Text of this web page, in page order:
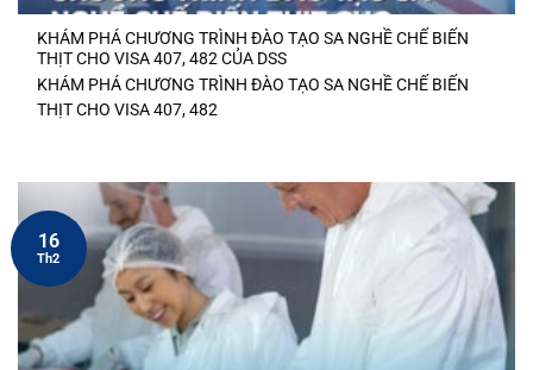
KHÁM PHÁ CHƯƠNG TRÌNH ĐÀO TẠO SA NGHỀ CHẾ BIẾN
THỊT CHO VISA 407, 482 CỦA DSS
KHÁM PHÁ CHƯƠNG TRÌNH ĐÀO TẠO SA NGHỀ CHẾ BIẾN
THỊT CHO VISA 407, 482
16
Th2